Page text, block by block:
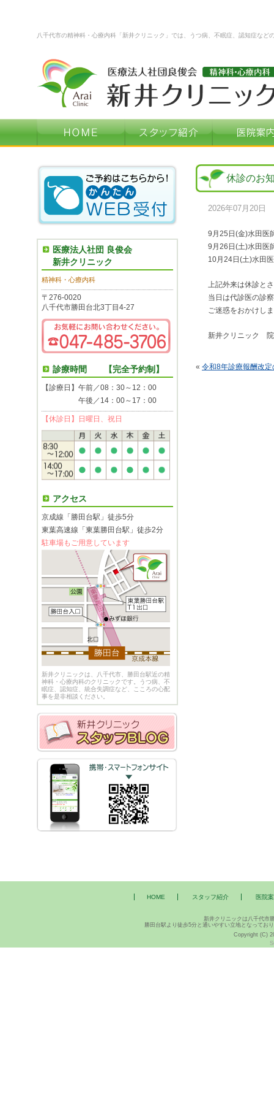
八千代市の精神科・心療内科「新井クリニック」では、うつ病、不眠症、認知症な
休診のお
2026年07月20日
9月25日(金)水田医
9月26日(土)水田医
10月24日(土)水田
上記外来は休診と
当日は代診医の診
ご迷惑をおかけし
新井クリニック
« 令和8年診療報酬改
医療法人社団 良俊会
新井クリニック
精神科・心療内科
〒276-0020
八千代市勝田台北3丁目4-27
診療時間 【完全予約制】
【診療日】午前／08：30～12：00
午後／14：00～17：00
【休診日】日曜日、祝日
アクセス
京成線「勝田台駅」徒歩5分
東葉高速線「東葉勝田台駅」徒歩2分
駐車場もご用意しています
新井クリニックは、八千代市、勝田台駅近の精
神科・心療内科のクリニックです。うつ病、不
眠症、認知症、統合失調症など、こころの心配
事を是非相談ください。
HOME スタッフ紹介 医院
新井クリニックは八千代市
勝田台駅より徒歩5分と通いやすい立地となってお
Copyright (C)